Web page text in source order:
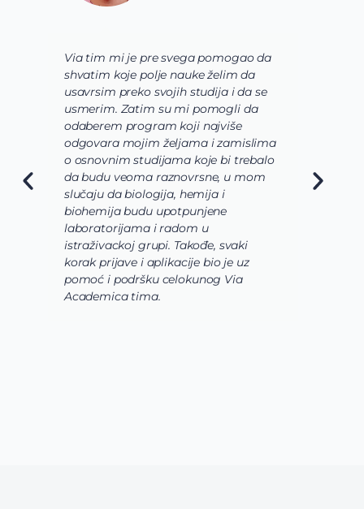
Via tim mi je pre svega pomogao da
shvatim koje polje nauke želim da
usavrsim preko svojih studija i da se
usmerim. Zatim su mi pomogli da
odaberem program koji najviše
odgovara mojim željama i zamislima
o osnovnim studijama koje bi trebalo
da budu veoma raznovrsne, u mom
slučaju da biologija, hemija i
biohemija budu upotpunjene
laboratorijama i radom u
istraživackoj grupi. Takođe, svaki
korak prijave i aplikacije bio je uz
pomoć i podršku celokunog Via
Academica tima.